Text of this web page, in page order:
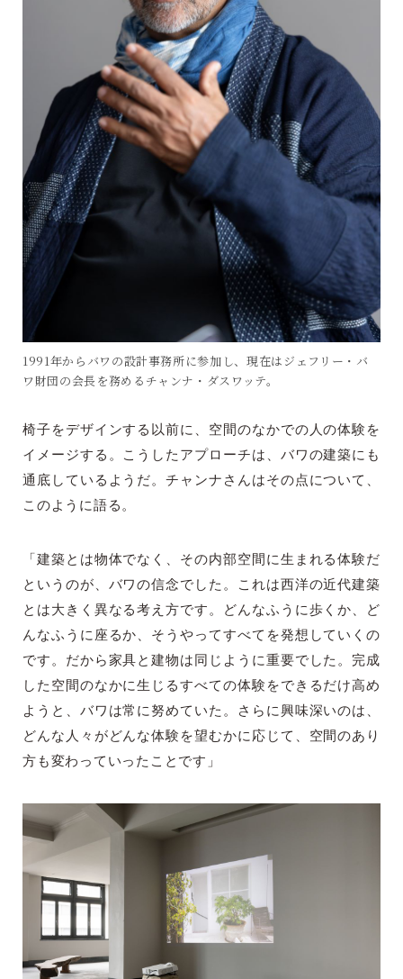
1991年からバワの設計事務所に参加し、現在はジェフリー・バ
ワ財団の会長を務めるチャンナ・ダスワッテ。
椅子をデザインする以前に、空間のなかでの人の体験を
イメージする。こうしたアプローチは、バワの建築にも
通底しているようだ。チャンナさんはその点について、
このように語る。
「建築とは物体でなく、その内部空間に生まれる体験だ
というのが、バワの信念でした。これは西洋の近代建築
とは大きく異なる考え方です。どんなふうに歩くか、ど
んなふうに座るか、そうやってすべてを発想していくの
です。だから家具と建物は同じように重要でした。完成
した空間のなかに生じるすべての体験をできるだけ高め
ようと、バワは常に努めていた。さらに興味深いのは、
どんな人々がどんな体験を望むかに応じて、空間のあり
方も変わっていったことです」